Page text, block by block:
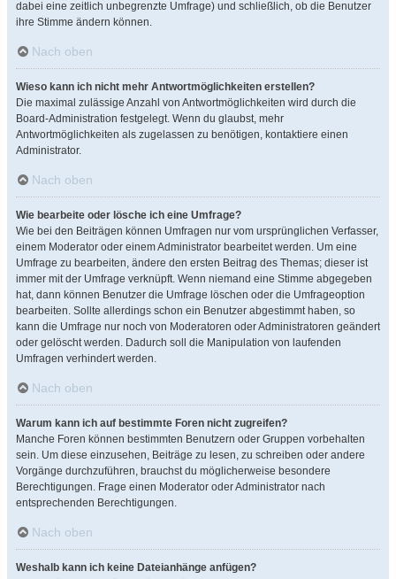
dabei eine zeitlich unbegrenzte Umfrage) und schließlich, ob die Benutzer
ihre Stimme ändern können.
Nach oben
Wieso kann ich nicht mehr Antwortmöglichkeiten erstellen?
Die maximal zulässige Anzahl von Antwortmöglichkeiten wird durch die
Board-Administration festgelegt. Wenn du glaubst, mehr
Antwortmöglichkeiten als zugelassen zu benötigen, kontaktiere einen
Administrator.
Nach oben
Wie bearbeite oder lösche ich eine Umfrage?
Wie bei den Beiträgen können Umfragen nur vom ursprünglichen Verfasser,
einem Moderator oder einem Administrator bearbeitet werden. Um eine
Umfrage zu bearbeiten, ändere den ersten Beitrag des Themas; dieser ist
immer mit der Umfrage verknüpft. Wenn niemand eine Stimme abgegeben
hat, dann können Benutzer die Umfrage löschen oder die Umfrageoption
bearbeiten. Sollte allerdings schon ein Benutzer abgestimmt haben, so
kann die Umfrage nur noch von Moderatoren oder Administratoren geändert
oder gelöscht werden. Dadurch soll die Manipulation von laufenden
Umfragen verhindert werden.
Nach oben
Warum kann ich auf bestimmte Foren nicht zugreifen?
Manche Foren können bestimmten Benutzern oder Gruppen vorbehalten
sein. Um diese einzusehen, Beiträge zu lesen, zu schreiben oder andere
Vorgänge durchzuführen, brauchst du möglicherweise besondere
Berechtigungen. Frage einen Moderator oder Administrator nach
entsprechenden Berechtigungen.
Nach oben
Weshalb kann ich keine Dateianhänge anfügen?